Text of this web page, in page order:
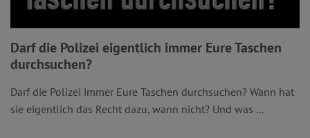
Darf die Polizei eigentlich immer Eure Taschen
durchsuchen?
Darf die Polizei immer Eure Taschen durchsuchen? Wann hat
sie eigentlich das Recht dazu, wann nicht? Und was ...